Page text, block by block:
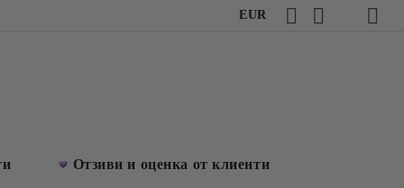
EUR
Отзиви и оценка от клиенти